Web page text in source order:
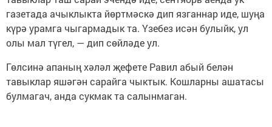
газетада ачыклыкта йөртмәскә дип язганнар иде, шуңа
күрә урамга чыгармадык та. Үзебез исән булыйк, ул
олы мал түгел, — дип сөйләде ул.
Гөлсинә апаның хәләл җефете Равил абый белән
тавыклар яшәгән сарайга чыктык. Кошларны ашатасы
булмагач, анда сукмак та салынмаган.